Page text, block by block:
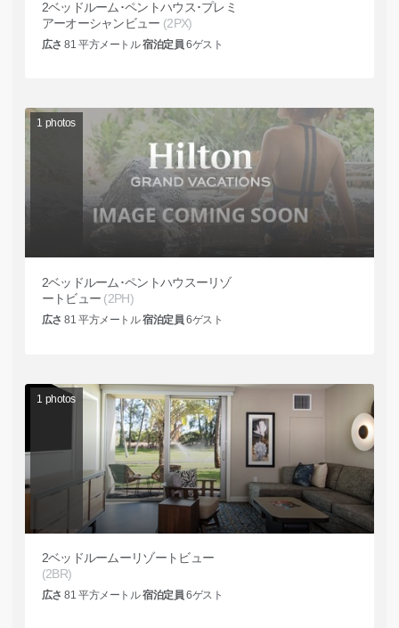
2ベッドルーム･ペントハウス･プレミ
アーオーシャンビュー (2PX)
広さ 81 平方メートル宿泊定員 6ゲスト
1 photos
2ベッドルーム･ペントハウスーリゾ
ートビュー (2PH)
広さ 81 平方メートル宿泊定員 6ゲスト
1 photos
2ベッドルームーリゾートビュー
(2BR)
広さ 81 平方メートル宿泊定員 6ゲスト